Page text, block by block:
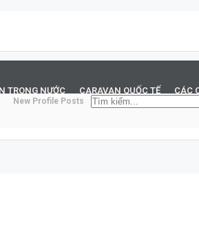
New Profile Posts
TRONG NƯỚC CARAVAN QUỐC TẾ CÁC